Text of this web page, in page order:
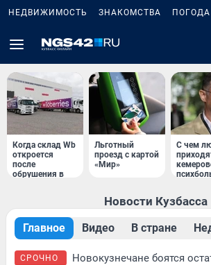
НЕДВИЖИМОСТЬ ЗНАКОМСТВА ПОГОДА
Когда склад Wb
откроется
после
обрушения в
Льготный
проезд с картой
«Мир»
С чем
Новости Кузбасса
Главное Видео В стране
СРОЧНО
Новокузнечане боятся